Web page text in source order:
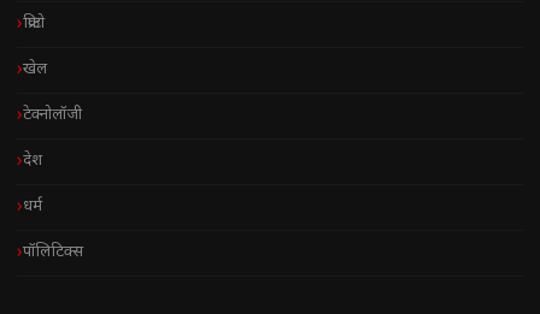
क्रिप्टो
खेल
टेक्नोलॉजी
देश
धर्म
पॉलिटिक्स